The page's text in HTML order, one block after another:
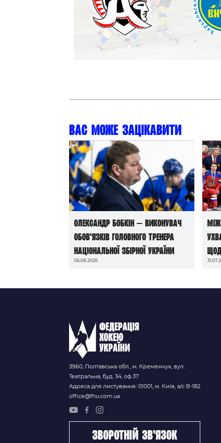
Вас може зацікавити
Олександр Бобкін — виконувач
обов’язків головного тренера
національної збірної України
06.08.2026
до
3960, Полтавська обл., м. Кременчук, вул.
Театральна, буд. 34, оф.37
Адреса для листування: 01001, м. Київ, а/с В-182
office@fhu.com.ua
зворотній зв’язок